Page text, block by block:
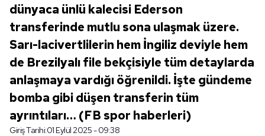
dünyaca ünlü kalecisi Ederson
transferinde mutlu sona ulaşmak üzere.
Sarı-lacivertlilerin hem İngiliz deviyle hem
de Brezilyalı file bekçisiyle tüm detaylarda
anlaşmaya vardığı öğrenildi. İşte gündeme
bomba gibi düşen transferin tüm
ayrıntıları… (FB spor haberleri)
Giriş Tarihi:01 Eylül 2025 - 09:38